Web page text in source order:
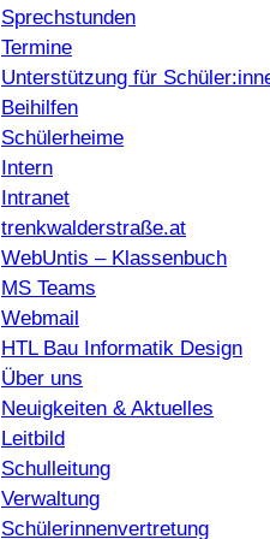
Sprechstunden
Termine
Unterstützung für
Beihilfen
Schülerheime
Intern
Intranet
trenkwalderstraße.at
WebUntis – Klassenbuch
MS Teams
Webmail
HTL Bau Informatik Design
Über uns
Neuigkeiten & Aktuelles
Leitbild
Schulleitung
Verwaltung
Schülerinnenvertretung